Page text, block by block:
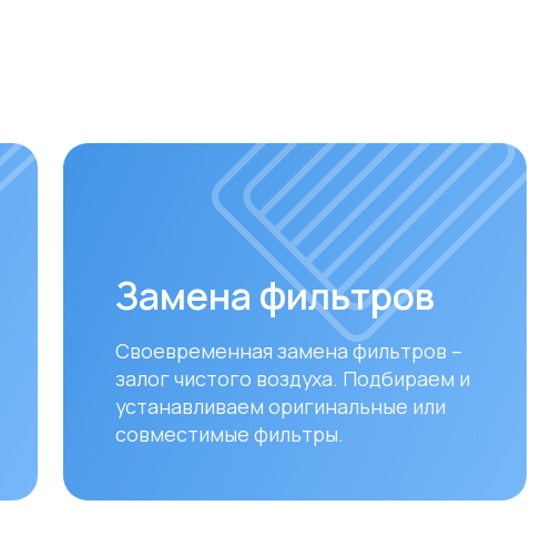
Своевременная замена фильтров –
залог чистого воздуха. Подбираем и
устанавливаем оригинальные или
Замена фильтров